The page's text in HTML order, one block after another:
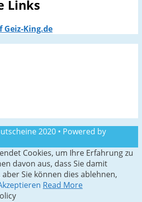
Links
Geiz-King.de
2020 • Powered by
Cookies, um Ihre Erfahrung zu
davon aus, dass Sie damit
Sie können dies ablehnen,
Read More